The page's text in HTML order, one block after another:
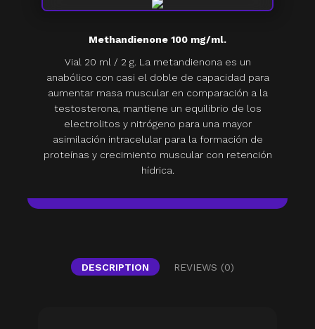
Methandienone 100 mg/ml.
Vial 20 ml / 2 g. La metandienona es un
anabólico con casi el doble de capacidad para
aumentar masa muscular en comparación a la
testosterona, mantiene un equilibrio de los
electrolitos y nitrógeno para una mayor
asimilación intracelular para la formación de
proteínas y crecimiento muscular con retención
hídrica.
DESCRIPTION REVIEWS (0)